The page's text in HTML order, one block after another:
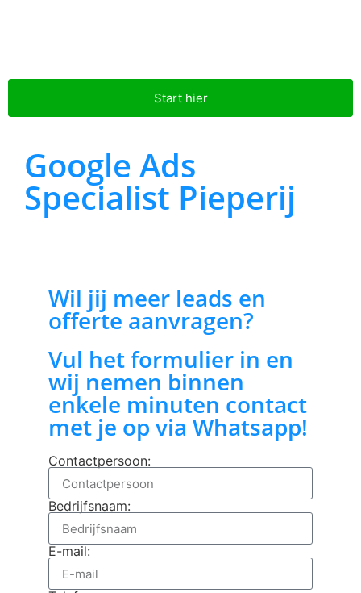
Start hier
Google Ads
Specialist Pieperij
Wil jij meer leads en
offerte aanvragen?
Vul het formulier in en
wij nemen binnen
enkele minuten contact
met je op via Whatsapp!
Contactpersoon:
Bedrijfsnaam:
E-mail: